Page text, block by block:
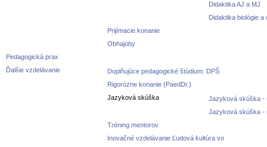
Didaktika AJ a MJ
Didaktika biológie a
Prijímacie konanie
Obhajoby
Pedagogická prax
Ďalšie vzdelávanie
Doplňujúce pedagogické štúdium: DPŠ
Rigorózne konanie (PaedDr.)
Jazyková skúška
Jazyková skúška -
Jazyková skúška -
Tréning mentorov
Inovačné vzdelávanie Ľudová kultúra vo